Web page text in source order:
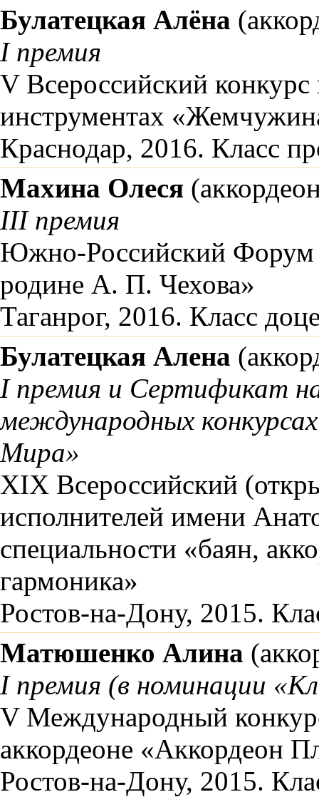
Булатецкая Алёна
I премия
V Всероссийский
инструментах
Краснодар, 2016. Класс
Махина Олеся
III премия
Южно-Российский Форум
родине А. П. Чехова»
Таганрог, 2016. Класс
Булатецкая Алена
I премия и Сертификат
международных
Мира»
XIX Всероссийский
исполнителей имени
специальности «баян,
гармоника»
Ростов-на-Дону, 2015.
Матюшенко Алина
I премия (в номинации
V Международный
аккордеоне «Аккордеон
Ростов-на-Дону, 2015.